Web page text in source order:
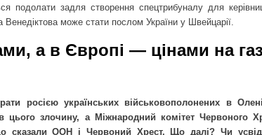
подолати задля створення спецтрибуналу для
може стати послом України у Швейцарії.
а в Європі — цінами на
росією українських військовополонених в
цього злочину, а Міжнародний комітет Червоного
сказали ООН і Червоний Хрест. Що далі? Чи